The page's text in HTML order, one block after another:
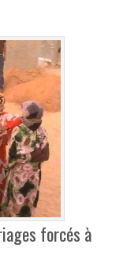
forcés à